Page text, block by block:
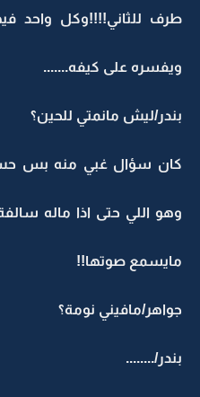
طرف للثاني!!!!وكل واحد
ويفسره على كيفه.......
بندر/ليش مانمتي للحين؟
كان سؤال غبي منه بس حس
وهو اللي حتى اذا ماله
مايسمع صوتها!!
جواهر/مافيني نومة؟
بندر/........